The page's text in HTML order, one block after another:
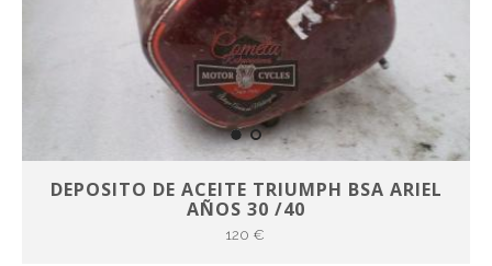
DEPOSITO DE ACEITE TRIUMPH BSA ARIEL
AÑOS 30 /40
120 €